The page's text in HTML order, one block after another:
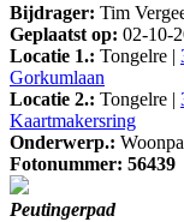
Bijdrager: Tim
Geplaatst op: 02-10-
Locatie 1.: Tongelre |
Gorkumlaan
Locatie 2.: Tongelre |
Kaartmakersring
Onderwerp.:
Fotonummer: 56439
Peutingerpad